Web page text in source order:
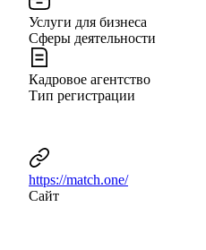
Услуги для бизнеса
Сферы деятельности
Кадровое агентство
Тип регистрации
https://match.one/
Сайт